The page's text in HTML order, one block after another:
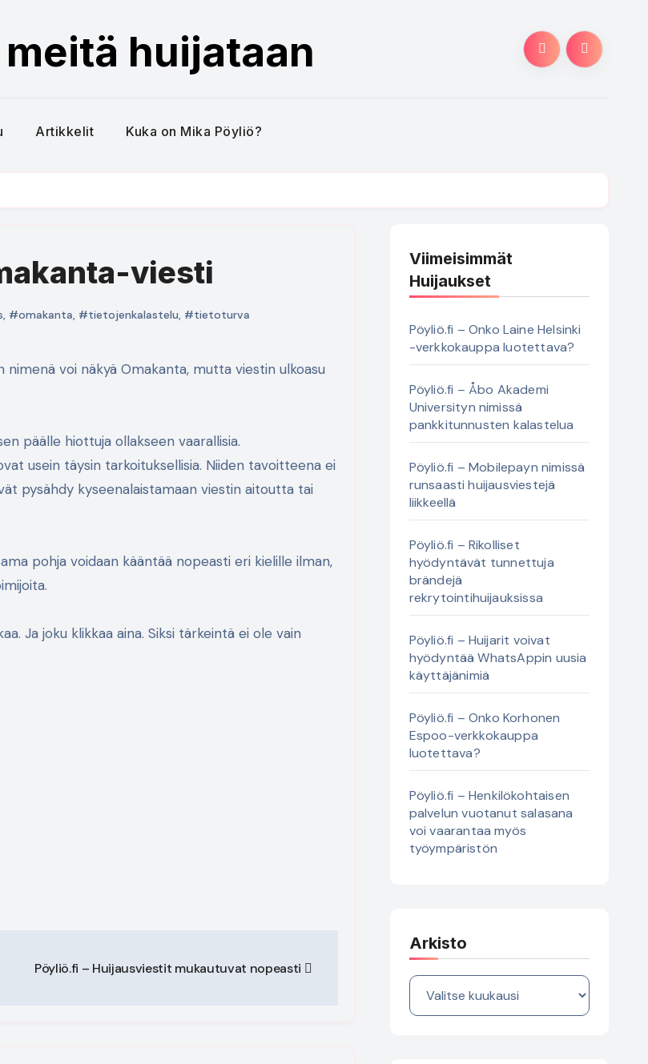
huijataan
Artikkelit Kuka on Mika Pöyliö?
viesti
, #omakanta, #tietojenkalastelu, #tietoturva
päälle hiottuja ollakseen vaarallisia.
usein täysin tarkoituksellisia. Niiden tavoitteena ei
pysähdy kyseenalaistamaan viestin aitoutta tai
pohja voidaan kääntää nopeasti eri kielille ilman,
Ja joku klikkaa aina. Siksi tärkeintä ei ole vain
Pöyliö.fi – Huijausviestit mukautuvat nopeasti
Viimeisimmät
Huijaukset
Pöyliö.fi – Onko Laine Helsinki
-verkkokauppa luotettava?
Pöyliö.fi – Åbo Akademi
Universityn nimissä
pankkitunnusten kalastelua
Pöyliö.fi – Mobilepayn nimissä
runsaasti huijausviestejä
liikkeellä
Pöyliö.fi – Rikolliset
hyödyntävät tunnettuja
brändejä
rekrytointihuijauksissa
Pöyliö.fi – Huijarit voivat
hyödyntää WhatsAppin uusia
käyttäjänimiä
Pöyliö.fi – Onko Korhonen
Espoo-verkkokauppa
luotettava?
Pöyliö.fi – Henkilökohtaisen
palvelun vuotanut salasana
voi vaarantaa myös
työympäristön
Arkisto
Arkisto